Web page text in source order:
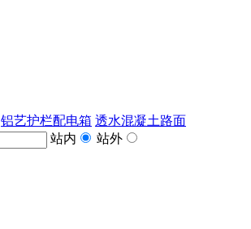
铝艺护栏配电箱 透水混凝土路面
站内
站外